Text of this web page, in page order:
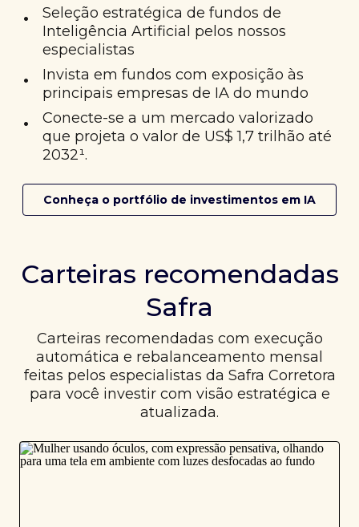
•
Seleção estratégica de fundos de
Inteligência Artificial pelos nossos
especialistas
•
Invista em fundos com exposição às
principais empresas de IA do mundo
•
Conecte-se a um mercado valorizado
que projeta o valor de US$ 1,7 trilhão até
2032¹.
Conheça o portfólio de investimentos em IA
Carteiras recomendadas
Safra
Carteiras recomendadas com execução
automática e rebalanceamento mensal
feitas pelos especialistas da Safra Corretora
para você investir com visão estratégica e
atualizada.